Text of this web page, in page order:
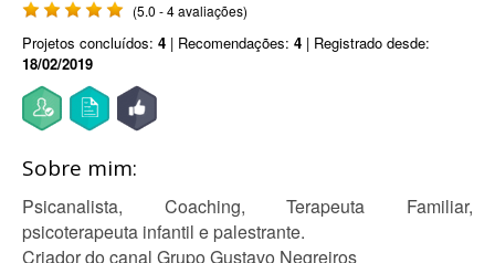
(5.0 - 4 avaliações)
Projetos concluídos: 4 | Recomendações: 4 | Registrado desde:
18/02/2019
Sobre mim:
Psicanalista, Coaching, Terapeuta Familiar,
psicoterapeuta infantil e palestrante.
Criador do canal Grupo Gustavo Negreiros